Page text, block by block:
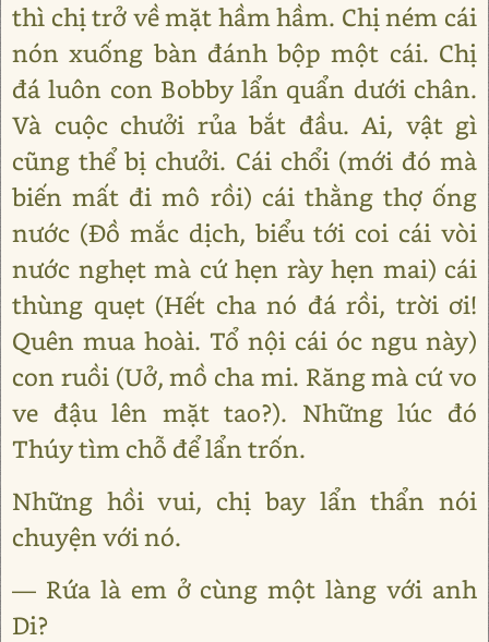
thì chị trở về mặt hầm hầm. Chị ném cái
nón xuống bàn đánh bộp một cái. Chị
đá luôn con Bobby lẩn quẩn dưới chân.
Và cuộc chưởi rủa bắt đầu. Ai, vật gì
cũng thể bị chưởi. Cái chổi (mới đó mà
biến mất đi mô rồi) cái thằng thợ ống
nước (Đồ mắc dịch, biểu tới coi cái vòi
nước nghẹt mà cứ hẹn rày hẹn mai) cái
thùng quẹt (Hết cha nó đá rồi, trời ơi!
Quên mua hoài. Tổ nội cái óc ngu này)
con ruồi (Uở, mồ cha mi. Răng mà cứ vo
ve đậu lên mặt tao?). Những lúc đó
Thúy tìm chỗ để lẩn trốn.
Những hồi vui, chị bay lẩn thẩn nói
chuyện với nó.
— Rứa là em ở cùng một làng với anh
Di?